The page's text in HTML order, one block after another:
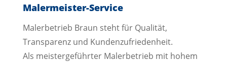
Malermeister-Service
Malerbetrieb Braun steht für Qualität,
Transparenz und Kundenzufriedenheit.
Als meistergeführter Malerbetrieb mit hohem